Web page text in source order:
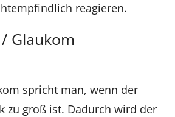
reagieren.
Glaukom
spricht man, wenn der
zu groß ist. Dadurch wird der